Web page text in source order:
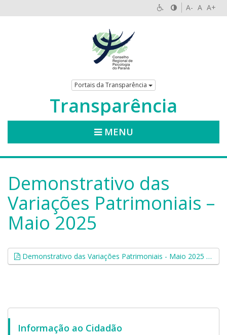
A- A A+
Portais da Transparência
Transparência
MENU
Demonstrativo das
Variações Patrimoniais –
Maio 2025
Demonstrativo das Variações Patrimoniais - Maio 2025 (.pdf, 0,07 MB)
Informação ao Cidadão